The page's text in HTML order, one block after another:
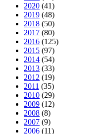
2020 (41)
2019 (48)
2018 (50)
2017 (80)
2016 (125)
2015 (97)
2014 (54)
2013 (33)
2012 (19)
2011 (35)
2010 (29)
2009 (12)
2008 (8)
2007 (9)
2006 (11)